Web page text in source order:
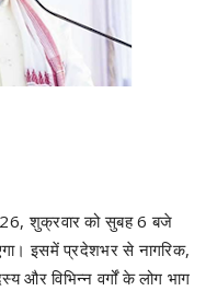
शुक्रवार को सुबह 6 बजे
इसमें प्रदेशभर से नागरिक,
और विभिन्न वर्गों के लोग भाग